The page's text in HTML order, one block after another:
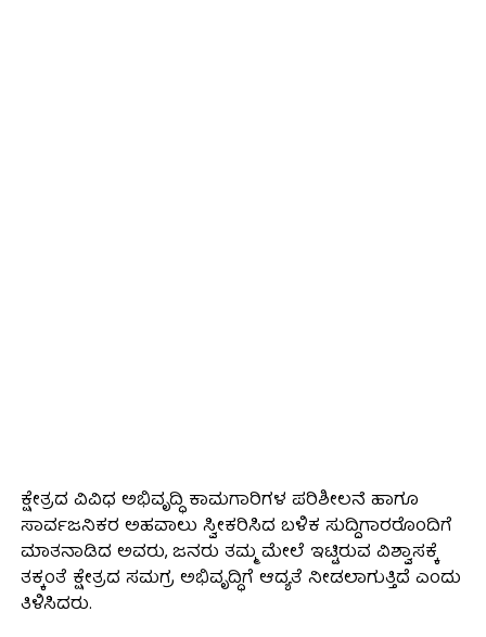
ಕ್ಷೇತ್ರದ ವಿವಿಧ ಅಭಿವೃದ್ಧಿ ಕಾಮಗಾರಿಗಳ ಪರಿಶೀಲನೆ ಹಾಗೂ
ಸಾರ್ವಜನಿಕರ ಅಹವಾಲು ಸ್ವೀಕರಿಸಿದ ಬಳಿಕ ಸುದ್ದಿಗಾರರೊಂದಿಗೆ
ಮಾತನಾಡಿದ ಅವರು, ಜನರು ತಮ್ಮ ಮೇಲೆ ಇಟ್ಟಿರುವ ವಿಶ್ವಾಸಕ್ಕೆ
ತಕ್ಕಂತೆ ಕ್ಷೇತ್ರದ ಸಮಗ್ರ ಅಭಿವೃದ್ಧಿಗೆ ಆದ್ಯತೆ ನೀಡಲಾಗುತ್ತಿದೆ ಎಂದು
ತಿಳಿಸಿದರು.